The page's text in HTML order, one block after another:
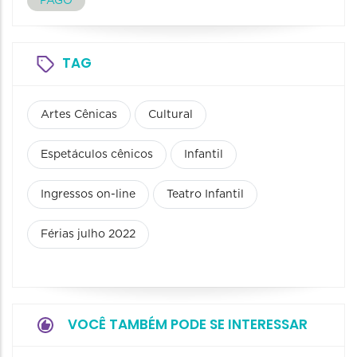
TAG
Artes Cênicas Cultural
Espetáculos cênicos Infantil
Ingressos on-line Teatro Infantil
Férias julho 2022
VOCÊ TAMBÉM PODE SE INTERESSAR